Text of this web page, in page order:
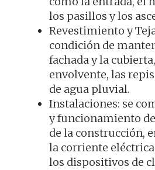
los pasillos y los
Revestimiento y
condición de
fachada y la
envolvente, las
de agua pluvial.
Instalaciones: se
y funcionamiento
de la construcción,
la corriente
los dispositivos de